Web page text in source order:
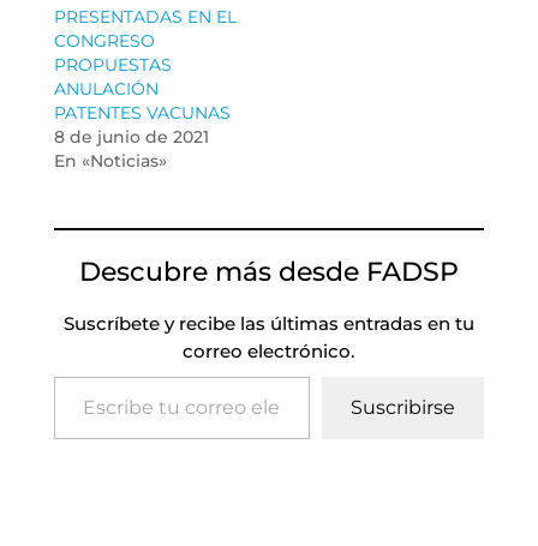
PRESENTADAS EN EL
CONGRESO
PROPUESTAS
ANULACIÓN
PATENTES VACUNAS
8 de junio de 2021
En «Noticias»
Descubre más desde FADSP
Suscríbete y recibe las últimas entradas en tu
correo electrónico.
Escribe tu correo electrónico…
Suscribirse